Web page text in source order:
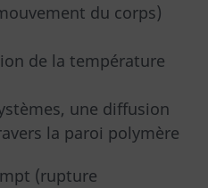
du corps)
de la température
une diffusion
la paroi polymère
(rupture